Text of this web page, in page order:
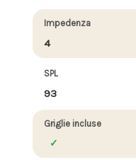
Impedenza
4
SPL
93
Griglie incluse